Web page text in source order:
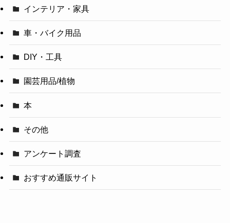
インテリア・家具
車・バイク用品
DIY・工具
園芸用品/植物
本
その他
アンケート調査
おすすめ通販サイト